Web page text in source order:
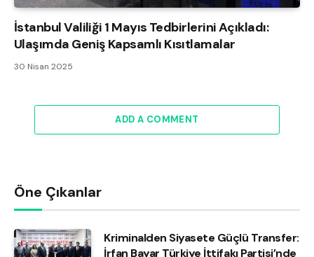
İstanbul Valiliği 1 Mayıs Tedbirlerini Açıkladı:
Ulaşımda Geniş Kapsamlı Kısıtlamalar
30 Nisan 2025
ADD A COMMENT
Öne Çıkanlar
Kriminalden Siyasete Güçlü Transfer:
İrfan Bayar Türkiye İttifakı Partisi’nde